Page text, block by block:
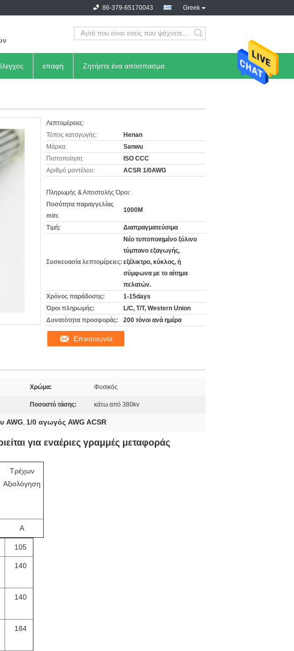
Greek
86-379-65170043
επαφή Ζητήστε ένα απόσπασμα
Λεπτομέρειες:
Τόπος καταγωγής:
Henan
Μάρκα:
Sanwu
Πιστοποίηση:
ISO CCC
Αριθμό μοντέλου:
ACSR 1/0AWG
Πληρωμής & Αποστολής Όροι:
Ποσότητα παραγγελίας
min:
1000M
Τιμή: Διαπραγματεύσιμα
Συσκευασία λεπτομέρειες:
Νέο τυποποιημένο ξύλινο
τύμπανο εξαγωγής,
εξέλικτρο, κύκλος, ή
σύμφωνα με το αίτημα
πελατών.
Χρόνος παράδοσης:
1-15days
Όροι πληρωμής:
L/C, T/T, Western Union
Δυνατότητα προσφοράς:
200 τόνοι ανά ημέρα
Επικοινωνία
Χρώμα: Φυσικός
Ποσοστό τάσης: κάτω από 380kv
AWG, 1/0 αγωγός AWG ACSR
για εναέριες γραμμές μεταφοράς
Τρέχων
Αξιολόγηση
Α
105
140
140
184